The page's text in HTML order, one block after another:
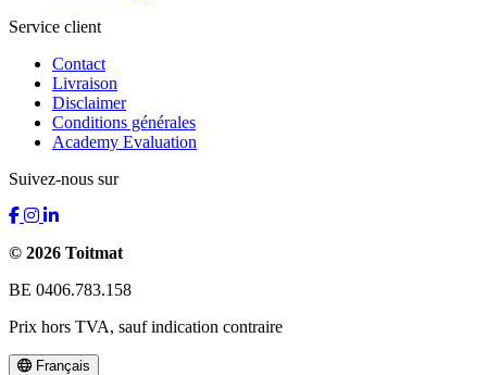
Service client
Contact
Livraison
Disclaimer
Conditions générales
Academy Evaluation
Suivez-nous sur
© 2026 Toitmat
BE 0406.783.158
Prix hors TVA, sauf indication contraire
Français